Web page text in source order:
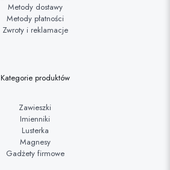
Metody dostawy
Metody płatności
Zwroty i reklamacje
Kategorie produktów
Zawieszki
Imienniki
Lusterka
Magnesy
Gadżety firmowe